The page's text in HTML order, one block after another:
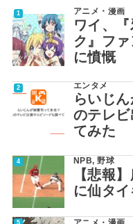
アニメ・漫画
ワイ、
ク』フ
に憤慨
エンタメ
らいじ
のテレ
てみた
NPB,野球
【悲報
に仙タ